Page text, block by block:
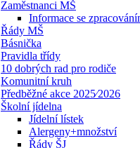
Zaměstnanci MŠ
Informace se
Řády MŠ
Básnička
Pravidla třídy
10 dobrých rad pro rodiče
Komunitní kruh
Předběžné akce 2025⁄2026
Školní jídelna
Jídelní lístek
Alergeny+množství
Řády ŠJ